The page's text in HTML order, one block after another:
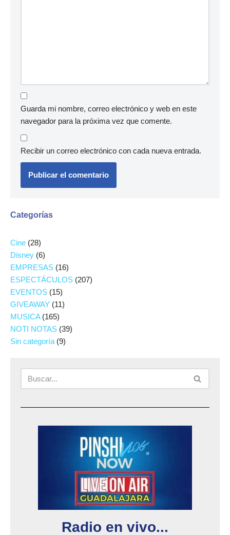
Guarda mi nombre, correo electrónico y web en este
navegador para la próxima vez que comente.
Recibir un correo electrónico con cada nueva entrada.
Categorías
Cine (28)
Disney (6)
EMPRESAS (16)
ESPECTÁCULOS (207)
EVENTOS (15)
GIVEAWAY (11)
MUSICA(165)
NOTI NOTAS (39)
Sin categoría (9)
Radio en vivo...